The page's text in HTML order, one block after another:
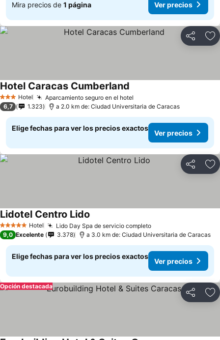
Mira precios de 1 página Ver precios
Compartir
3 Estrellas
Hotel Aparcamiento seguro en el hotel
Hotel Caracas Cumberland
6,7 1.323 a 2.0 km de: Ciudad Universitaria de Caracas
Elige fechas para ver los precios exactos
Ver precios
Compartir
5 Estrellas Hotel Lido Day Spa de servicio completo
Lidotel Centro Lido
9,0 Excelente 3.378 a 3.0 km de: Ciudad Universitaria de Caracas
Elige fechas para ver los precios exactos
Ver precios
Compartir
Opción destacada